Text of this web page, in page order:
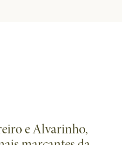
e Alvarinho,